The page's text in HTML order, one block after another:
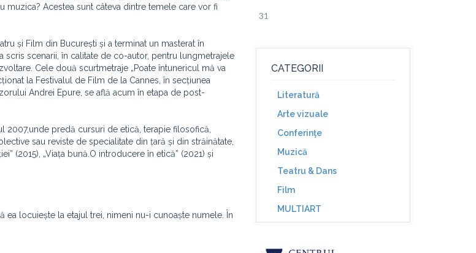
muzica? Acestea sunt câteva dintre temele care vor fi
și Film din București și a terminat un masterat în
scris scenarii, în calitate de co-autor, pentru lungmetrajele
Cele două scurtmetraje „Poate întunericul mă va
la Festivalul de Film de la Cannes, în secțiunea
Andrei Epure, se află acum în etapa de post-
predă cursuri de etică, terapie filosofică,
sau reviste de specialitate din țară și din străinătate,
(2015), „Viața bună.O introducere în etică” (2021) și
locuiește la etajul trei, nimeni nu-i cunoaște numele. În
31
CATEGORII
Literatură
Arte vizuale
Conferinţe
Muzică
Teatru & Dans
Film
MULTIART